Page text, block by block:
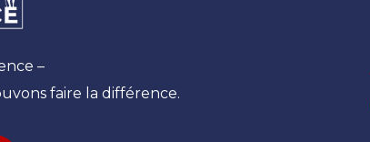
–
faire la différence.